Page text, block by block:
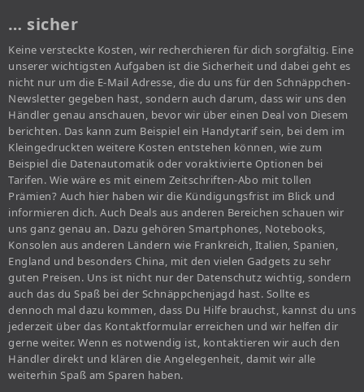
… sicher
Keine versteckte Kosten, wir recherchieren für dich sorgfältig. Eine
unserer wichtigsten Aufgaben ist die Sicherheit und dabei geht es
nicht nur um die E-Mail Adresse, die du uns für den Schnäppchen-
Newsletter gegeben hast, sondern auch darum, dass wir uns den
Händler genau anschauen, bevor wir über einen Deal von Diesem
berichten. Das kann zum Beispiel ein Handytarif sein, bei dem im
Kleingedruckten weitere Kosten entstehen können, wie zum
Beispiel die Datenautomatik oder voraktivierte Optionen bei
Tarifen. Wie wäre es mit einem Zeitschriften-Abo mit tollen
Prämien? Auch hier haben wir die Kündigungsfrist im Blick und
informieren dich. Auch Deals aus anderen Bereichen schauen wir
uns ganz genau an. Dazu gehören Smartphones, Notebooks,
Konsolen aus anderen Ländern wie Frankreich, Italien, Spanien,
England und besonders China, mit den vielen Gadgets zu sehr
guten Preisen. Uns ist nicht nur der Datenschutz wichtig, sondern
auch das du Spaß bei der Schnäppchenjagd hast. Sollte es
dennoch mal dazu kommen, dass Du Hilfe brauchst, kannst du uns
jederzeit über das Kontaktformular erreichen und wir helfen dir
gerne weiter. Wenn es notwendig ist, kontaktieren wir auch den
Händler direkt und klären die Angelegenheit, damit wir alle
weiterhin Spaß am Sparen haben.